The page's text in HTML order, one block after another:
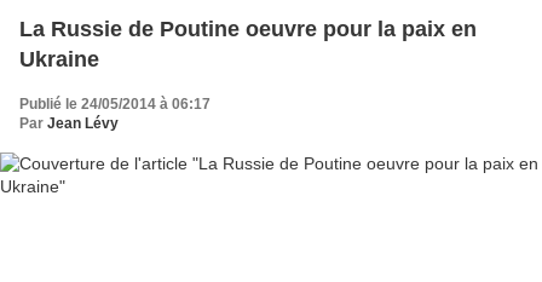
La Russie de Poutine oeuvre pour la paix en
Ukraine
Publié le 24/05/2014 à 06:17
Par Jean Lévy